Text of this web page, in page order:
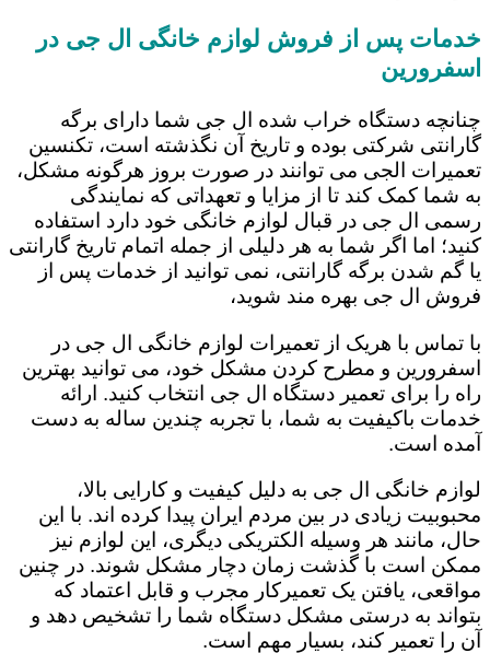
خدمات پس از فروش لوازم خانگی ال جی در
اسفرورین
چنانچه دستگاه خراب شده ال جی شما دارای برگه
گارانتی شرکتی بوده و تاریخ آن نگذشته است، تکنسین
تعمیرات الجی می توانند در صورت بروز هرگونه مشکل،
به شما کمک کند تا از مزایا و تعهداتی که نمایندگی
رسمی ال جی در قبال لوازم خانگی خود دارد استفاده
کنید؛ اما اگر شما به هر دلیلی از جمله اتمام تاریخ گارانتی
یا گم شدن برگه گارانتی، نمی توانید از خدمات پس از
فروش ال جی بهره مند شوید،
با تماس با هریک از تعمیرات لوازم خانگی ال جی در
اسفرورین و مطرح کردن مشکل خود، می توانید بهترین
راه را برای تعمیر دستگاه ال جی انتخاب کنید. ارائه
خدمات باکیفیت به شما، با تجربه چندین ساله به دست
آمده است.
لوازم خانگی ال جی به دلیل کیفیت و کارایی بالا،
محبوبیت زیادی در بین مردم ایران پیدا کرده اند. با این
حال، مانند هر وسیله الکتریکی دیگری، این لوازم نیز
ممکن است با گذشت زمان دچار مشکل شوند. در چنین
مواقعی، یافتن یک تعمیرکار مجرب و قابل اعتماد که
بتواند به درستی مشکل دستگاه شما را تشخیص دهد و
آن را تعمیر کند، بسیار مهم است.